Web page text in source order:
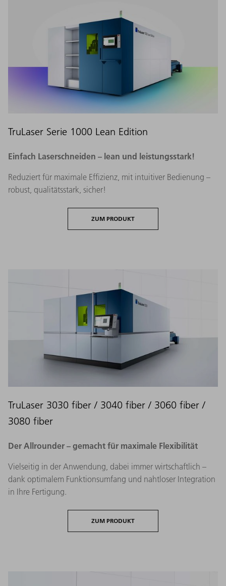
TruLaser Serie 1000 Lean Edition
Einfach Laserschneiden – lean und leistungsstark!
Reduziert für maximale Effizienz, mit intuitiver Bedienung –
robust, qualitätsstark, sicher!
ZUM PRODUKT
TruLaser 3030 fiber / 3040 fiber / 3060 fiber /
3080 fiber
Der Allrounder – gemacht für maximale Flexibilität
Vielseitig in der Anwendung, dabei immer wirtschaftlich –
dank optimalem Funktionsumfang und nahtloser Integration
in Ihre Fertigung.
ZUM PRODUKT